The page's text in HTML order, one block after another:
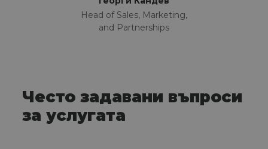
Head of Sales, Marketing,
and Partnerships
Често задавани въпроси
за услугата